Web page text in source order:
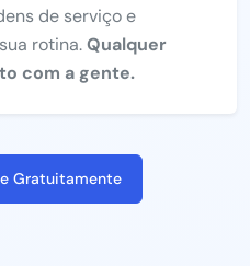
de serviço e
rotina.Qualquer
com a gente.
Gratuitamente